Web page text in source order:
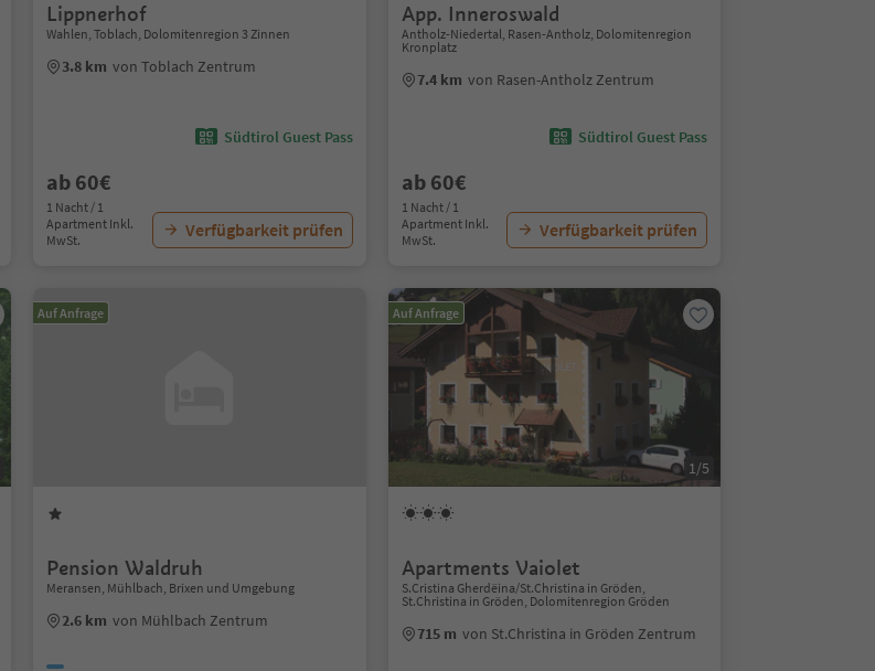
Lippnerhof
Wahlen, Toblach, Dolomitenregion 3 Zinnen
3.8 km von Toblach Zentrum
Südtirol Guest Pass
ab 60€
1 Nacht / 1
Apartment Inkl.
MwSt.
Verfügbarkeit prüfen
App. Inneroswald
Antholz-Niedertal, Rasen-Antholz, Dolomitenregion
Kronplatz
7.4 km von Rasen-Antholz Zentrum
Südtirol Guest Pass
ab 60€
1 Nacht / 1
Apartment Inkl.
MwSt.
Verfügbarkeit prüfen
Auf Anfrage
Pension Waldruh
Meransen, Mühlbach, Brixen und Umgebung
2.6 km von Mühlbach Zentrum
Auf Anfrage
1/5
Apartments Vaiolet
S.Cristina Gherdëina/St.Christina in Gröden,
St.Christina in Gröden, Dolomitenregion Gröden
715 m von St.Christina in Gröden Zentrum